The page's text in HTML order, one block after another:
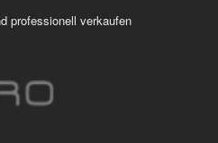
professionell verkaufen